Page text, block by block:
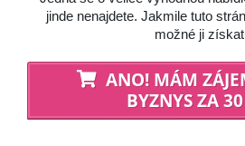
jinde nenajdete. Jakmile tuto
možné ji
ANO! MÁM
BYZNYS ZA